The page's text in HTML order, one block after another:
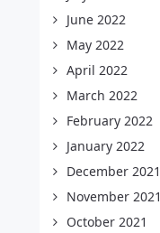
June 2022
May 2022
April 2022
March 2022
February 2022
January 2022
December 2021
November 2021
October 2021